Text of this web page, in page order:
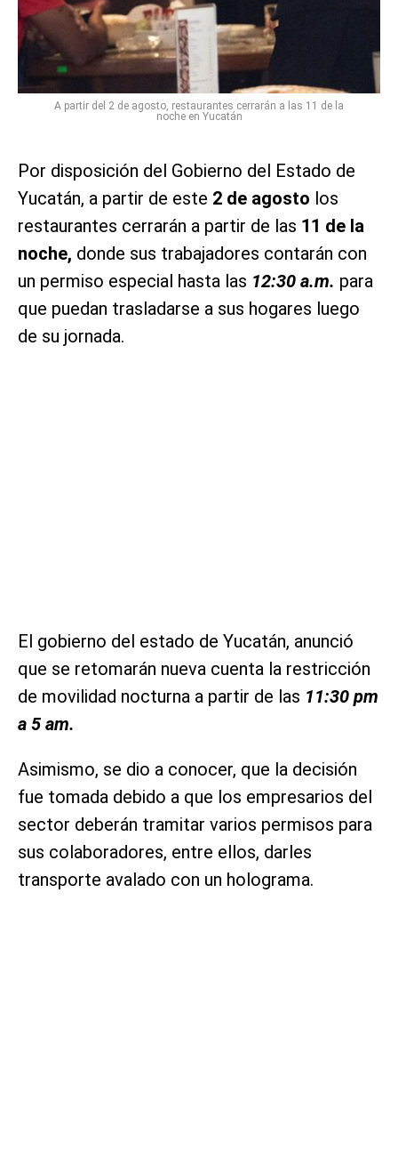
A partir del 2 de agosto, restaurantes cerrarán a las 11 de la
noche en Yucatán
Por disposición del Gobierno del Estado de
Yucatán, a partir de este 2 de agosto los
restaurantes cerrarán a partir de las 11 de la
noche, donde sus trabajadores contarán con
un permiso especial hasta las 12:30 a.m. para
que puedan trasladarse a sus hogares luego
de su jornada.
El gobierno del estado de Yucatán, anunció
que se retomarán nueva cuenta la restricción
de movilidad nocturna a partir de las 11:30 pm
a 5 am.
Asimismo, se dio a conocer, que la decisión
fue tomada debido a que los empresarios del
sector deberán tramitar varios permisos para
sus colaboradores, entre ellos, darles
transporte avalado con un holograma.